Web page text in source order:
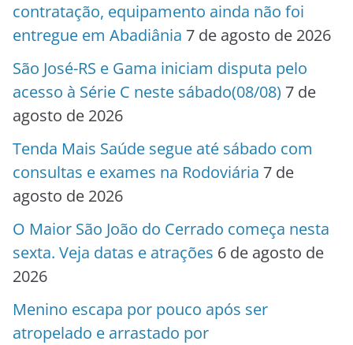
contratação, equipamento ainda não foi
entregue em Abadiânia 7 de agosto de 2026
São José-RS e Gama iniciam disputa pelo
acesso à Série C neste sábado(08/08) 7 de
agosto de 2026
Tenda Mais Saúde segue até sábado com
consultas e exames na Rodoviária 7 de
agosto de 2026
O Maior São João do Cerrado começa nesta
sexta. Veja datas e atrações 6 de agosto de
2026
Menino escapa por pouco após ser
atropelado e arrastado por